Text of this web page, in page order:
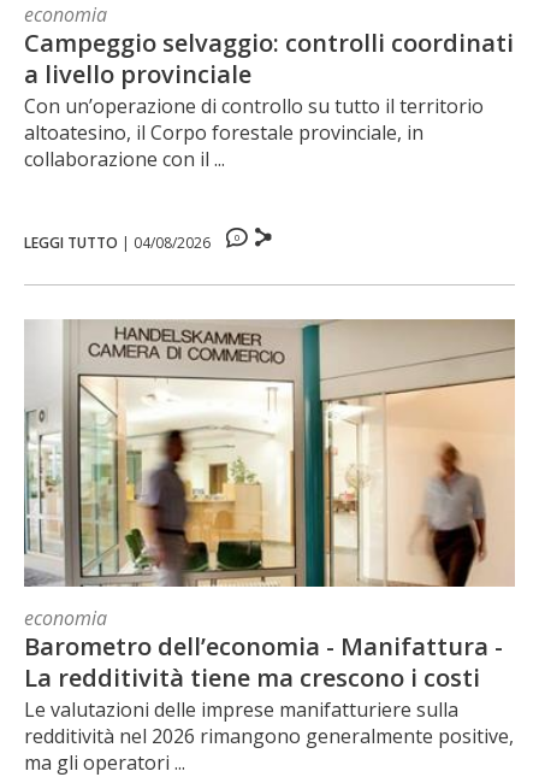
economia
Campeggio selvaggio: controlli coordinati
a livello provinciale
Con un’operazione di controllo su tutto il territorio
altoatesino, il Corpo forestale provinciale, in
collaborazione con il ...
LEGGI TUTTO 04/08/2026 0
economia
Barometro dell’economia - Manifattura -
La redditività tiene ma crescono i costi
Le valutazioni delle imprese manifatturiere sulla
redditività nel 2026 rimangono generalmente positive,
ma gli operatori ...